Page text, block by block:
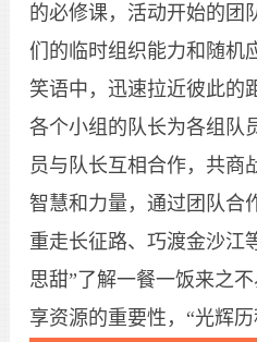
的必修课，活动开始的团
们的临时组织能力和随机
笑语中，迅速拉近彼此的
各个小组的队长为各组队
员与队长互相合作，共商
智慧和力量，通过团队合
重走长征路、巧渡金沙江
思甜”了解一餐一饭来之
享资源的重要性，“光辉历